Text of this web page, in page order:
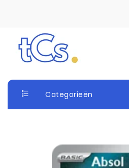
Skip to content
Categorieën